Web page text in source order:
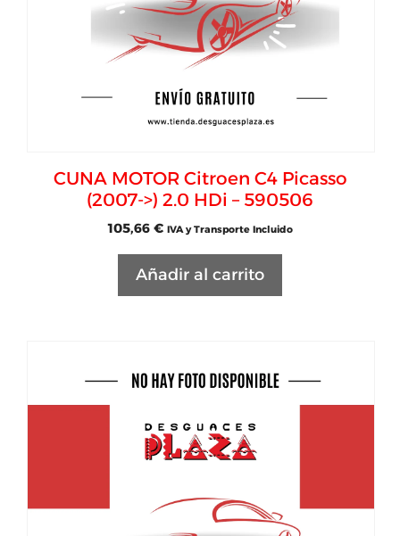
CUNA MOTOR Citroen C4 Picasso
(2007->) 2.0 HDi – 590506
105,66 € IVA y Transporte Incluido
Añadir al carrito